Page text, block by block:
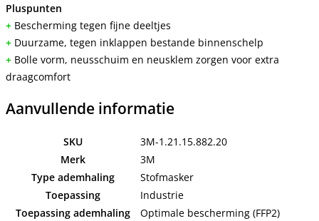
Pluspunten
+ Bescherming tegen fijne deeltjes
+ Duurzame, tegen inklappen bestande binnenschelp
+ Bolle vorm, neusschuim en neusklem zorgen voor extra
draagcomfort
Aanvullende informatie
SKU
3M-1.21.15.882.20
Merk
3M
Type ademhaling
Stofmasker
Toepassing
Industrie
Toepassing ademhaling
Optimale bescherming (FFP2)